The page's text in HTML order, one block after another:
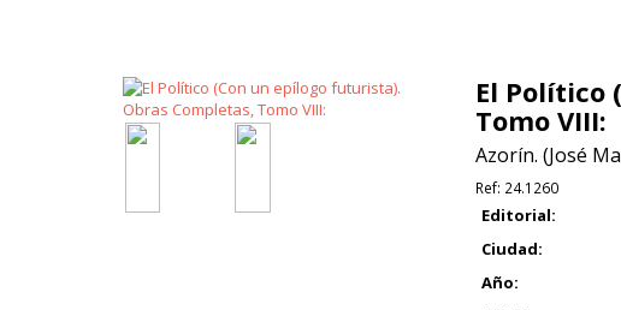
El Político
Tomo VIII:
Azorín. (José
Ref: 24.1260
Editorial:
Ciudad:
Año: